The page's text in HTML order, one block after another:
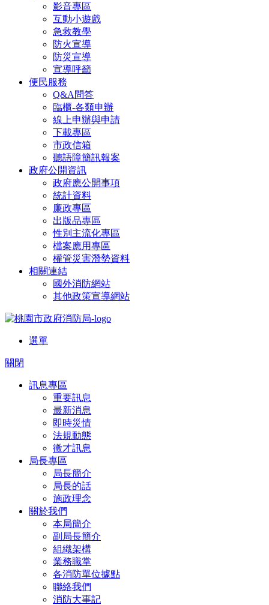
影音專區
互動小遊戲
急救教學
防火宣導
防災宣導
宣導呼籲
便民服務
Q&A問答
臨櫃-各類申辦
線上申辦與申請
下載專區
市政信箱
聽語障簡訊報案
政府公開資訊
政府應公開事項
統計資料
廉政專區
出版品專區
性別主流化專區
檔案應用專區
權管災害潛勢資料
相關連結
國外消防網站
其他政策宣導網站
選單
關閉
訊息專區
重要訊息
最新消息
即時災情
法規動態
徵才訊息
局長專區
局長簡介
局長的話
施政理念
關於我們
本局簡介
副局長簡介
組織架構
業務職掌
各消防單位據點
聯絡我們
消防大事記